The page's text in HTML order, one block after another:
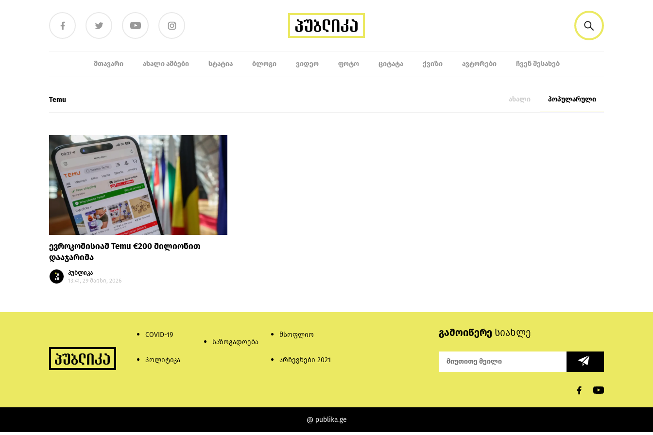
ᲛᲗᲐᲕᲐᲠᲘ ᲐᲮᲐᲚᲘ ᲐᲛᲑᲔᲑᲘ ᲡᲢᲐᲢᲘᲐ ᲑᲚᲝᲒᲘ ᲕᲘᲓᲔᲝ ᲤᲝᲢᲝ ᲪᲘᲢᲐᲢᲐ ᲥᲕᲘᲖᲘ ᲐᲕᲢᲝᲠᲔᲑᲘ ᲩᲕᲔᲜ ᲨᲔᲡᲐᲮᲔᲑ
Temu ახალი პოპულარული
ევროკომისიამ Temu €200 მილიონით
დააჯარიმა
პუბლიკა
13:41, 29 მაისი, 2026
COVID-19
პოლიტიკა
საზოგადოება
მსოფლიო
არჩევნები 2021
გამოიწერე სიახლე
@ publika.ge